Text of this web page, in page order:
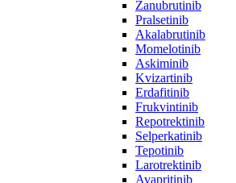
Zanubrutinib
Pralsetinib
Akalabrutinib
Momelotinib
Askiminib
Kvizartinib
Erdafitinib
Frukvintinib
Repotrektinib
Selperkatinib
Tepotinib
Larotrektinib
Avapritinib